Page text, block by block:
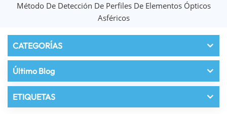
Método De Detección De Perfiles De Elementos Ópticos
Asféricos
CATEGORÍAS
Último Blog
ETIQUETAS